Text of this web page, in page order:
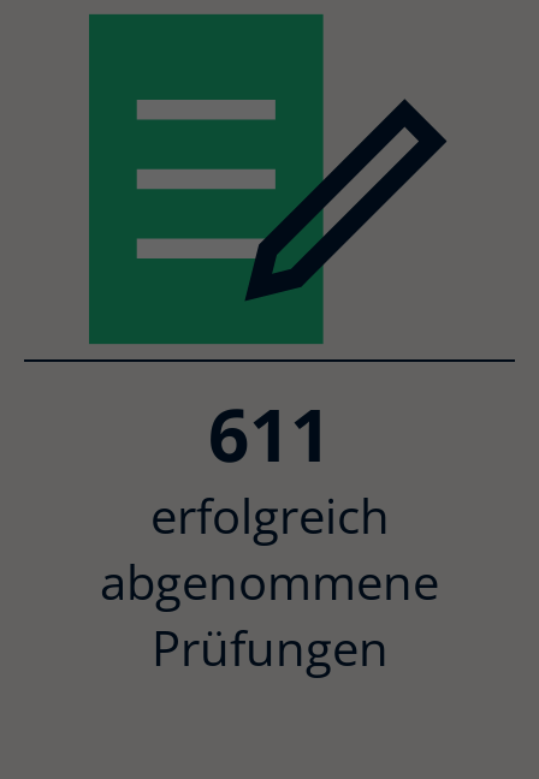
611
erfolgreich
abgenommene
Prüfungen